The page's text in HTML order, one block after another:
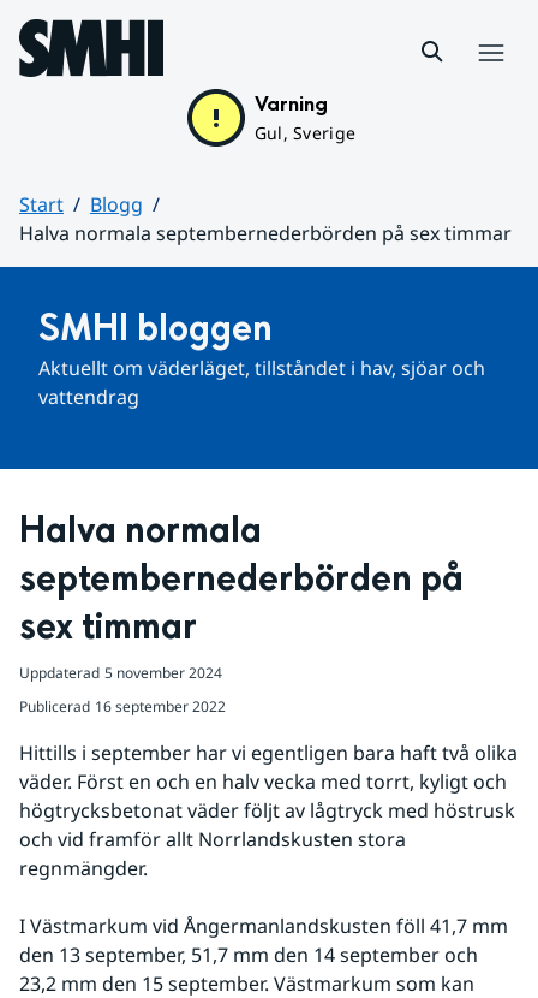
Hoppa till sidans innehåll
Varning
Gul, Sverige
Start
Blogg
Halva normala septembernederbörden på sex timmar
SMHI bloggen
Aktuellt om väderläget, tillståndet i hav, sjöar och
vattendrag
Halva normala
septembernederbörden på
sex timmar
Uppdaterad 5 november 2024
Publicerad 16 september 2022
Hittills i september har vi egentligen bara haft två olika
väder. Först en och en halv vecka med torrt, kyligt och
högtrycksbetonat väder följt av lågtryck med höstrusk
och vid framför allt Norrlandskusten stora
regnmängder.
I Västmarkum vid Ångermanlandskusten föll 41,7 mm
den 13 september, 51,7 mm den 14 september och
23,2 mm den 15 september. Västmarkum som kan